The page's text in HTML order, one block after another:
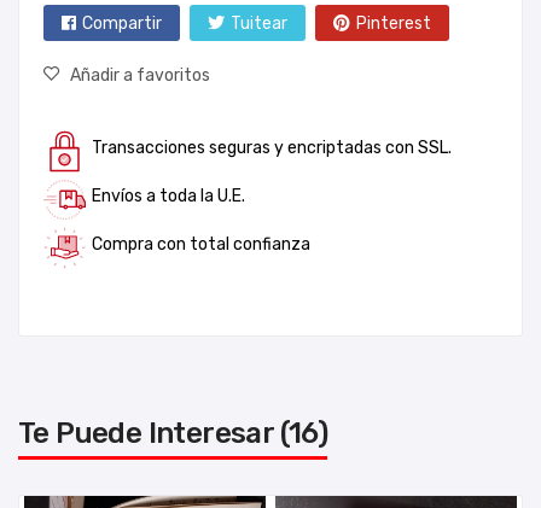
Compartir Tuitear Pinterest
Añadir a favoritos
Transacciones seguras y encriptadas con SSL.
Envíos a toda la U.E.
Compra con total confianza
Te Puede Interesar (16)